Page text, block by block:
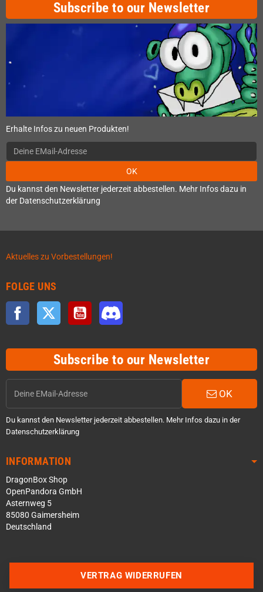
Subscribe to our Newsletter
Erhalte Infos zu neuen Produkten!
OK
Du kannst den Newsletter jederzeit abbestellen. Mehr Infos dazu in
der Datenschutzerklärung
Aktuelles zu Vorbestellungen!
FOLGE UNS
Facebook Twitter YouTube
Subscribe to our Newsletter
OK
Du kannst den Newsletter jederzeit abbestellen. Mehr Infos dazu in der
Datenschutzerklärung
INFORMATION
DragonBox Shop
OpenPandora GmbH
Asternweg 5
85080 Gaimersheim
Deutschland
VERTRAG WIDERRUFEN